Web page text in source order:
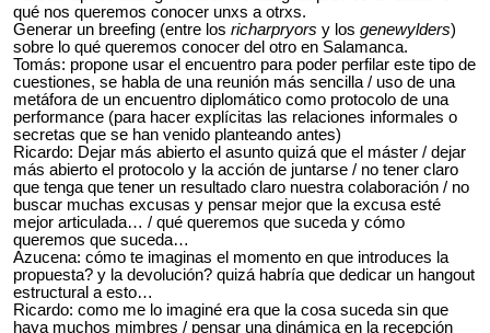
qué nos queremos conocer unxs a otrxs.
Generar un breefing (entre los richarpryors y los genewylders)
sobre lo qué queremos conocer del otro en Salamanca.
Tomás: propone usar el encuentro para poder perfilar este tipo de
cuestiones, se habla de una reunión más sencilla / uso de una
metáfora de un encuentro diplomático como protocolo de una
performance (para hacer explícitas las relaciones informales o
secretas que se han venido planteando antes)
Ricardo: Dejar más abierto el asunto quizá que el máster / dejar
más abierto el protocolo y la acción de juntarse / no tener claro
que tenga que tener un resultado claro nuestra colaboración / no
buscar muchas excusas y pensar mejor que la excusa esté
mejor articulada… / qué queremos que suceda y cómo
queremos que suceda…
Azucena: cómo te imaginas el momento en que introduces la
propuesta? y la devolución? quizá habría que dedicar un hangout
estructural a esto…
Ricardo: como me lo imaginé era que la cosa suceda sin que
haya muchos mimbres / pensar una dinámica en la recepción